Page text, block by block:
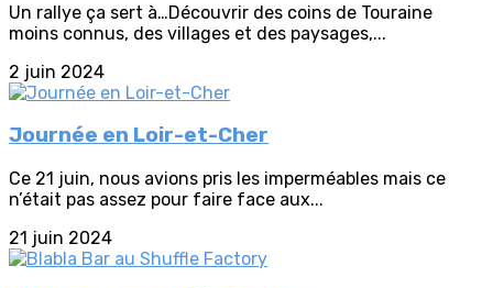
Un rallye ça sert à…Découvrir des coins de Touraine
moins connus, des villages et des paysages,...
2 juin 2024
Journée en Loir-et-Cher
Ce 21 juin, nous avions pris les imperméables mais ce
n’était pas assez pour faire face aux...
21 juin 2024